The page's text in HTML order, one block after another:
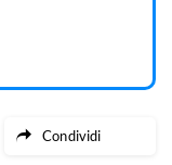
Condividi